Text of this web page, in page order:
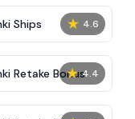
★ 4.6
Ships
★ 4.4
Retake Bonus